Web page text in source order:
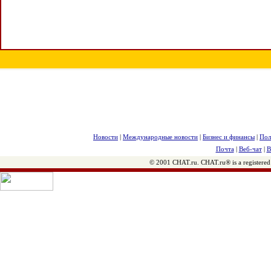
Новости | Международные новости | Бизнес и финансы |
Почта| Веб-чат|
© 2001 CHAT.ru. CHAT.ru® is a